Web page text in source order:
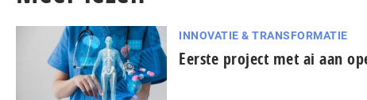
INNOVATIE & TRANSFORMATIE
Eerste project met ai aan